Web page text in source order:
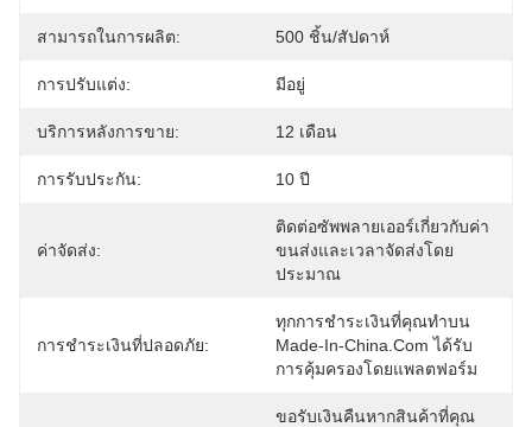
สามารถในการผลิต: 500 ชิ้น/สัปดาห์
การปรับแต่ง: มีอยู่
บริการหลังการขาย: 12 เดือน
การรับประกัน: 10 ปี
ค่าจัดส่ง:
ติดต่อซัพพลายเออร์เกี่ยวกับค่า
ขนส่งและเวลาจัดส่งโดย
ประมาณ
การชำระเงินที่ปลอดภัย:
ทุกการชำระเงินที่คุณทำบน
Made-In-China.com ได้รับ
การคุ้มครองโดยแพลตฟอร์ม
ขอรับเงินคืนหากสินค้าที่คุณ